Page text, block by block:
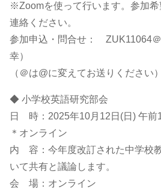
※Zoomを使って行います。参加
連絡ください。
参加申込・問合せ： ZUK11064
幸）
（＠は@に変えてお送りください）
◆ 小学校英語研究部会
日 時：2025年10月12日(日) 午前
＊オンライン
内 容：今年度改訂された中学校
いて共有と議論します。
会 場：オンライン